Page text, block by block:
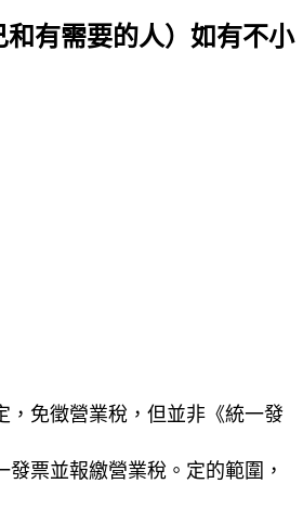
有需要的人）如有不小
，免徵營業稅，但並非《統一發
票並報繳營業稅。定的範圍，